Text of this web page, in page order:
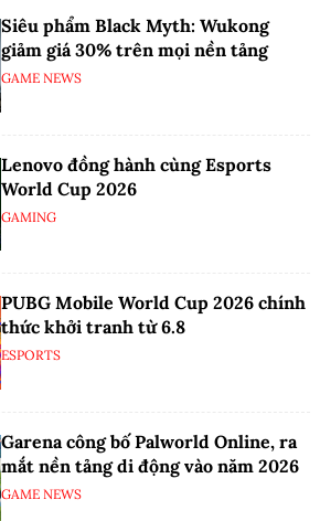
Siêu phẩm Black Myth: Wukong
giảm giá 30% trên mọi nền tảng
GAME NEWS
Lenovo đồng hành cùng Esports
World Cup 2026
GAMING
PUBG Mobile World Cup 2026 chính
thức khởi tranh từ 6.8
ESPORTS
Garena công bố Palworld Online, ra
mắt nền tảng di động vào năm 2026
GAME NEWS